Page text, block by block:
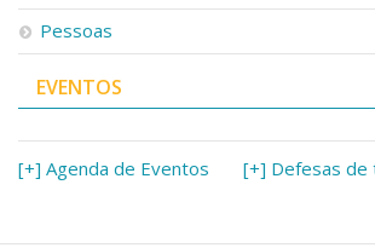
Pessoas
EVENTOS
[+] Agenda de Eventos [+] Defesas de